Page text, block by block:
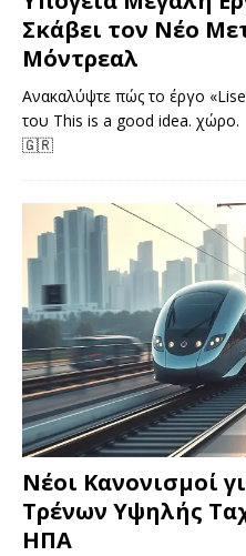
Σκάβει τον Νέο
Μόντρεαλ
Ανακαλύψτε πώς το έργο
του This is a good idea. χώρο.
🇬🇷
Νέοι Κανονισμοί
Τρένων Υψηλής
ΗΠΑ